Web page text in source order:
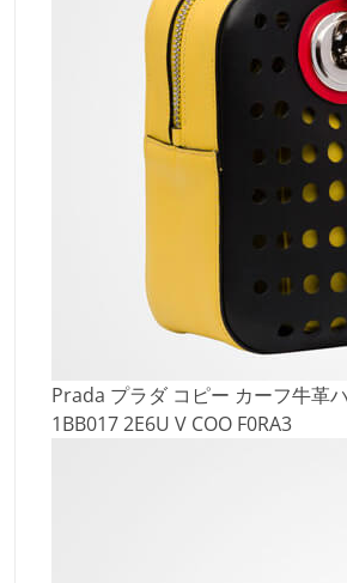
Prada プラダ コピー カーフ牛革
1BB017 2E6U V COO F0RA3